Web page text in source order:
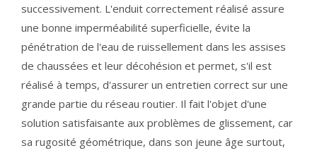
successivement. L'enduit correctement réalisé assure
une bonne imperméabilité superficielle, évite la
pénétration de l'eau de ruissellement dans les assises
de chaussées et leur décohésion et permet, s'il est
réalisé à temps, d'assurer un entretien correct sur une
grande partie du réseau routier. Il fait l'objet d'une
solution satisfaisante aux problèmes de glissement, car
sa rugosité géométrique, dans son jeune âge surtout,